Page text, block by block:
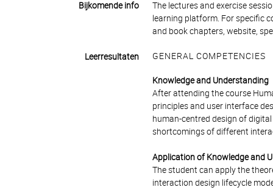
Bijkomende info
The lectures and exercise
learning platform. For specific
and book chapters, website,
Leerresultaten GENERAL COMPETENCIES
Knowledge and Understanding
After attending the course
principles and user interface
human-centred design of
shortcomings of different
Application of Knowledge and
The student can apply the
interaction design lifecycle